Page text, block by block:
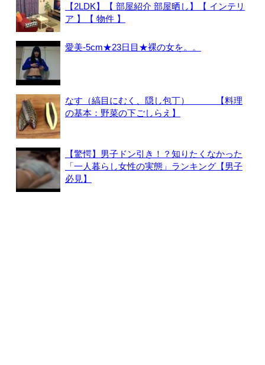
【2LDK】【 部屋紹介 部屋晒し】【 インテリ
ア 】【 物件 】
愛美-5cm★23日目★裸の女を。。
なす（縞目にむく、隠し包丁） 【料理
の基本：野菜の下ごしらえ】
【驚愕】男子ドン引き！？知りたくなかった
「一人暮らし女性の実態」ランキング【男子
必見】